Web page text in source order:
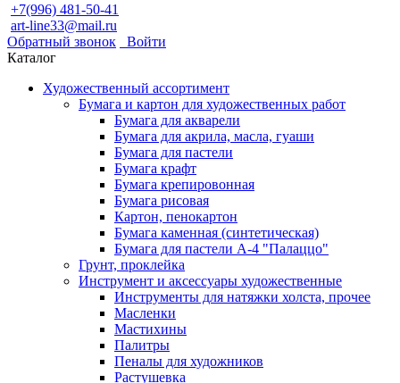
+7(996) 481-50-41
art-line33@mail.ru
Обратный звонок
Войти
Каталог
Художественный ассортимент
Бумага и картон для художественных работ
Бумага для акварели
Бумага для акрила, масла, гуаши
Бумага для пастели
Бумага крафт
Бумага крепировонная
Бумага рисовая
Картон, пенокартон
Бумага каменная (синтетическая)
Бумага для пастели А-4 "Палаццо"
Грунт, проклейка
Инструмент и аксессуары художественные
Инструменты для натяжки холста, прочее
Масленки
Мастихины
Палитры
Пеналы для художников
Растушевка